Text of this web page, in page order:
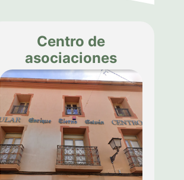
Centro de
asociaciones